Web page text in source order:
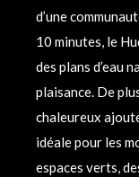
d’une
10 minutes, le
des plans d’eau
plaisance. De
chaleureux
idéale pour les
espaces verts,